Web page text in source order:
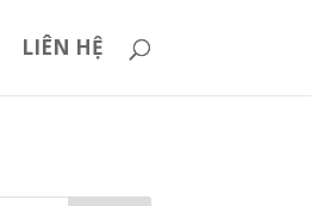
LIÊN HỆ